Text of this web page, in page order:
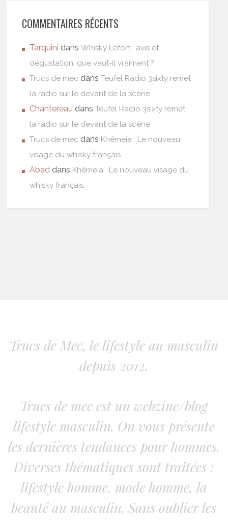
COMMENTAIRES RÉCENTS
Tarquini dansWhisky Lefort : avis et
dégustation, que vaut-il vraiment ?
Trucs de mec dansTeufel Radio 3sixty remet
la radio sur le devant de la scène
Chantereau dansTeufel Radio 3sixty remet
la radio sur le devant de la scène
Trucs de mec dans Khêmeia : Le nouveau
visage du whisky français.
Abad dans Khêmeia : Le nouveau visage du
whisky français.
Trucs de Mec, le lifestyle au masculin
depuis 2012.
Trucs de mec est un webzine/blog
lifestyle masculin. On vous présente
les dernières tendances pour hommes.
Diverses thématiques sont traitées :
lifestyle homme, mode homme, la
beauté au masculin. Sans oublier les